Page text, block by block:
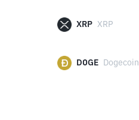
XRP XRP
DOGE Dogecoin